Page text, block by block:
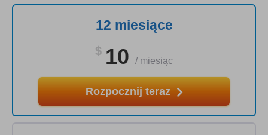
12 miesiące
$ 10 / miesiąc
Rozpocznij teraz